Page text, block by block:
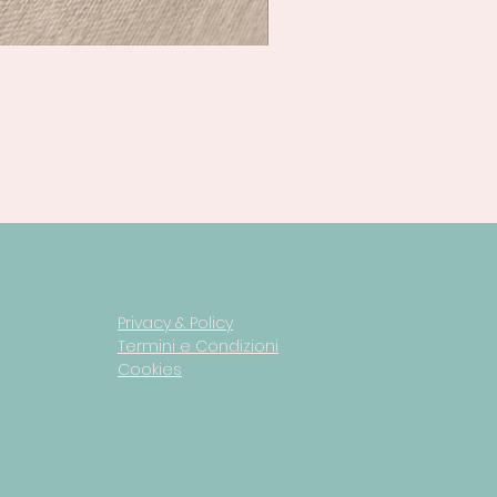
Privacy & Policy
Termini e Condizioni
Cookies